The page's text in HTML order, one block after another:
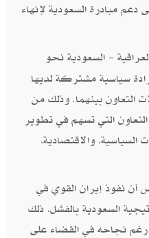
مبادرة السعودية لإنهاء
- السعودية نحو
سياسية مشتركة لديها
التعاون بينهما. وذلك من
التي تسهم في تطوير
السياسية، والاقتصادية،
أن نفوذ إيران القوي في
السعودية بالفشل، ذلك
نجاحه في القضاء على